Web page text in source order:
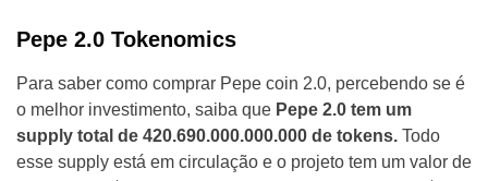
Pepe 2.0 Tokenomics
Para saber como comprar Pepe coin 2.0, percebendo se é
o melhor investimento, saiba que Pepe 2.0 tem um
supply total de 420.690.000.000.000 de tokens. Todo
esse supply está em circulação e o projeto tem um valor de